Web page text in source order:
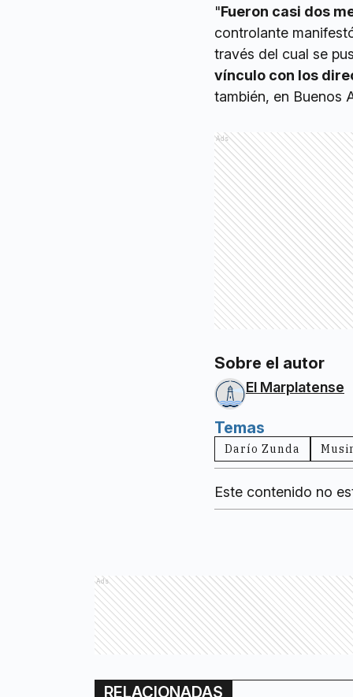
"Fueron casi dos
controlante
través del cual se
vínculo con los
también, en Buenos
Ads
Sobre el autor
El Marplatense
Temas
Darío Zunda
Este contenido no
Ads
RELACIONADAS